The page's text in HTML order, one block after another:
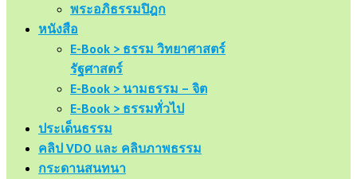
พระอภิธรรมปิฎก
หนังสือ
E-Book > ธรรม วิทยาศาสตร์
รัฐศาสตร์
E-Book > นามธรรม – จิต
E-Book > ธรรมทั่วไป
ประเด็นธรรม
คลิป VDO และ คลิบภาพธรรม
กระดานสนทนา